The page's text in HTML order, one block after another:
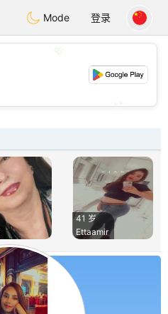
Dating
Mode 登录
41 岁
Ettaamir